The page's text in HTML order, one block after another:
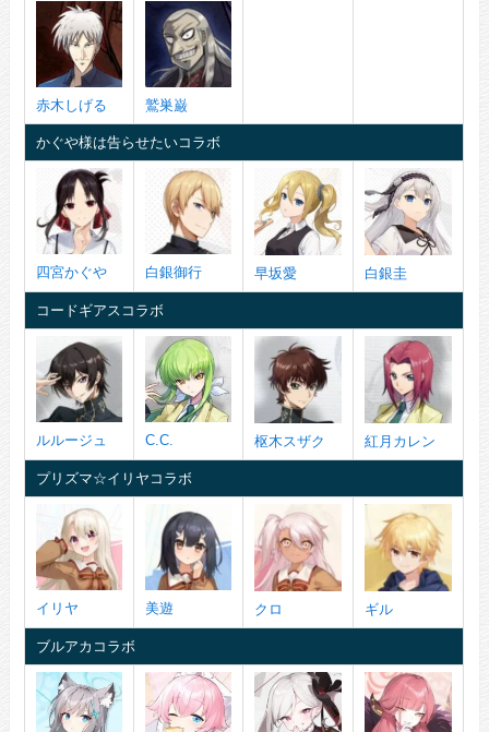
赤木しげる 鷲巣巌
かぐや様は告らせたいコラボ
四宮かぐや 白銀御行 早坂愛 白銀圭
コードギアスコラボ
ルルージュ C.C. 枢木スザク 紅月カレン
プリズマ☆イリヤコラボ
イリヤ 美遊 クロ ギル
ブルアカコラボ